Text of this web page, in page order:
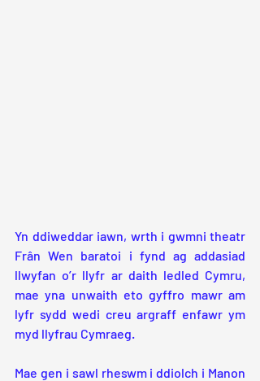
Yn ddiweddar iawn, wrth i gwmni theatr
Frân Wen baratoi i fynd ag addasiad
llwyfan o’r llyfr ar daith ledled Cymru,
mae yna unwaith eto gyffro mawr am
lyfr sydd wedi creu argraff enfawr ym
myd llyfrau Cymraeg.
Mae gen i sawl rheswm i ddiolch i Manon